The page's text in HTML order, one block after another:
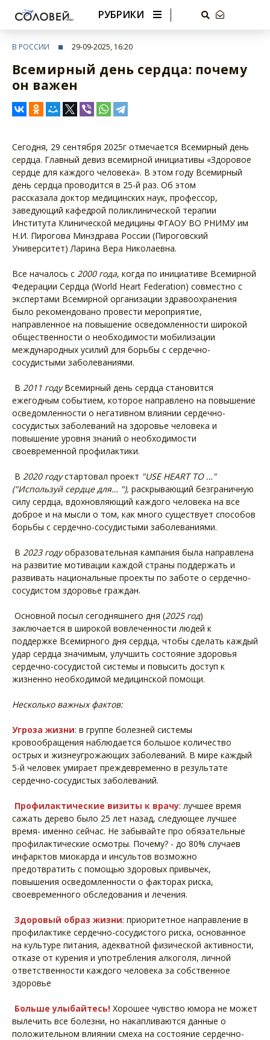
РУБРИКИ
В РОССИИ 29-09-2025, 16:20
Всемирный день сердца: почему
он важен
Сегодня, 29 сентября 2025г отмечается Всемирный день
сердца. Главный девиз всемирной инициативы «Здоровое
сердце для каждого человека». В этом году Всемирный
день сердца проводится в 25-й раз. Об этом
рассказала доктор медицинских наук, профессор,
заведующий кафедрой поликлинической терапии
Института Клинической медицины ФГАОУ ВО РНИМУ им
Н.И. Пирогова Минздрава России (Пироговский
Университет) Ларина Вера Николаевна.
Все началось с 2000 года, когда по инициативе Всемирной
Федерации Сердца (World Heart Federation) совместно с
экспертами Всемирной организации здравоохранения
было рекомендовано провести мероприятие,
направленное на повышение осведомленности широкой
общественности о необходимости мобилизации
международных усилий для борьбы с сердечно-
сосудистыми заболеваниями.
В 2011 годуВсемирный день сердца становится
ежегодным событием, которое направлено на повышение
осведомленности о негативном влиянии сердечно-
сосудистых заболеваний на здоровье человека и
повышение уровня знаний о необходимости
своевременной профилактики.
В 2020 годустартовал проект "USE HEART TO …"
("Используй сердце для… "), раскрывающий безграничную
силу сердца, вдохновляющий каждого человека на все
доброе и на мысли о том, как много существует способов
борьбы с сердечно-сосудистыми заболеваниями.
В 2023 годуобразовательная кампания была направлена
на развитие мотивации каждой страны поддержать и
развивать национальные проекты по заботе о сердечно-
сосудиcтом здоровье граждан.
Основной посыл сегодняшнего дня (2025 год)
заключается в широкой вовлеченности людей к
поддержке Всемирного дня сердца, чтобы сделать каждый
удар сердца значимым, улучшить состояние здоровья
сердечно-сосудистой системы и повысить доступ к
жизненно необходимой медицинской помощи.
Несколько важных фактов:
Угроза жизни: в группе болезней системы
кровообращения наблюдается большое количество
острых и жизнеугрожающих заболеваний. В мире каждый
5-й человек умирает преждевременно в результате
сердечно-сосудистых заболеваний.
Профилактические визиты к врачу: лучшее время
сажать дерево было 25 лет назад, следующее лучшее
время- именно сейчас. Не забывайте про обязательные
профилактические осмотры. Почему? - до 80% случаев
инфарктов миокарда и инсультов возможно
предотвратить с помощью здоровых привычек,
повышения осведомленности о факторах риска,
своевременного обследования и лечения.
Здоровый образ жизни: приоритетное направление в
профилактике сердечно-сосудистого риска, основанное
на культуре питания, адекватной физической активности,
отказе от курения и употребления алкоголя, личной
ответственности каждого человека за собственное
здоровье
Больше улыбайтесь! Хорошее чувство юмора не может
вылечить все болезни, но накапливаются данные о
положительном влиянии смеха на состояние сердечно-